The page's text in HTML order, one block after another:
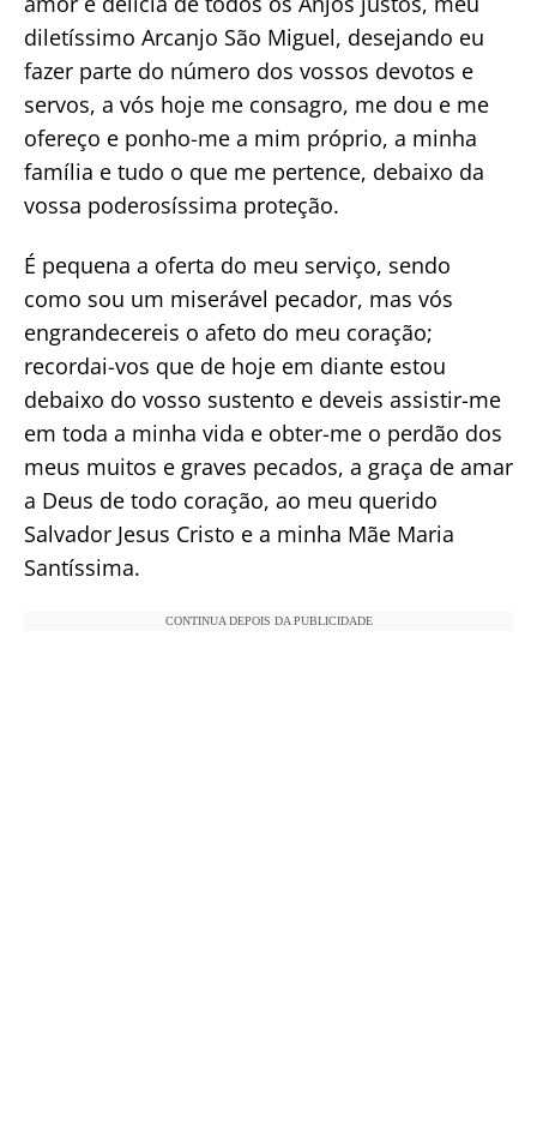
diletíssimo Arcanjo São Miguel, desejando eu
fazer parte do número dos vossos devotos e
servos, a vós hoje me consagro, me dou e me
ofereço e ponho-me a mim próprio, a minha
família e tudo o que me pertence, debaixo da
vossa poderosíssima proteção.
É pequena a oferta do meu serviço, sendo
como sou um miserável pecador, mas vós
engrandecereis o afeto do meu coração;
recordai-vos que de hoje em diante estou
debaixo do vosso sustento e deveis assistir-me
em toda a minha vida e obter-me o perdão dos
meus muitos e graves pecados, a graça de amar
a Deus de todo coração, ao meu querido
Salvador Jesus Cristo e a minha Mãe Maria
Santíssima.
CONTINUA DEPOIS DA PUBLICIDADE